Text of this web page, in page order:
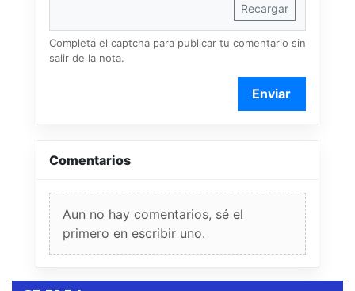
Recargar
Completá el captcha para publicar tu comentario sin
salir de la nota.
Enviar
Comentarios
Aun no hay comentarios, sé el
primero en escribir uno.